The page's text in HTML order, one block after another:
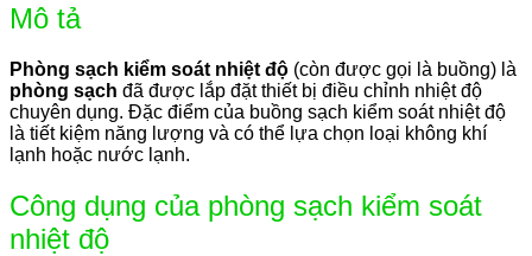
Mô tả
Phòng sạch kiểm soát nhiệt độ (còn được gọi là buồng) là
phòng sạch đã được lắp đặt thiết bị điều chỉnh nhiệt độ
chuyên dụng. Đặc điểm của buồng sạch kiểm soát nhiệt độ
là tiết kiệm năng lượng và có thể lựa chọn loại không khí
lạnh hoặc nước lạnh.
Công dụng của phòng sạch kiểm soát
nhiệt độ